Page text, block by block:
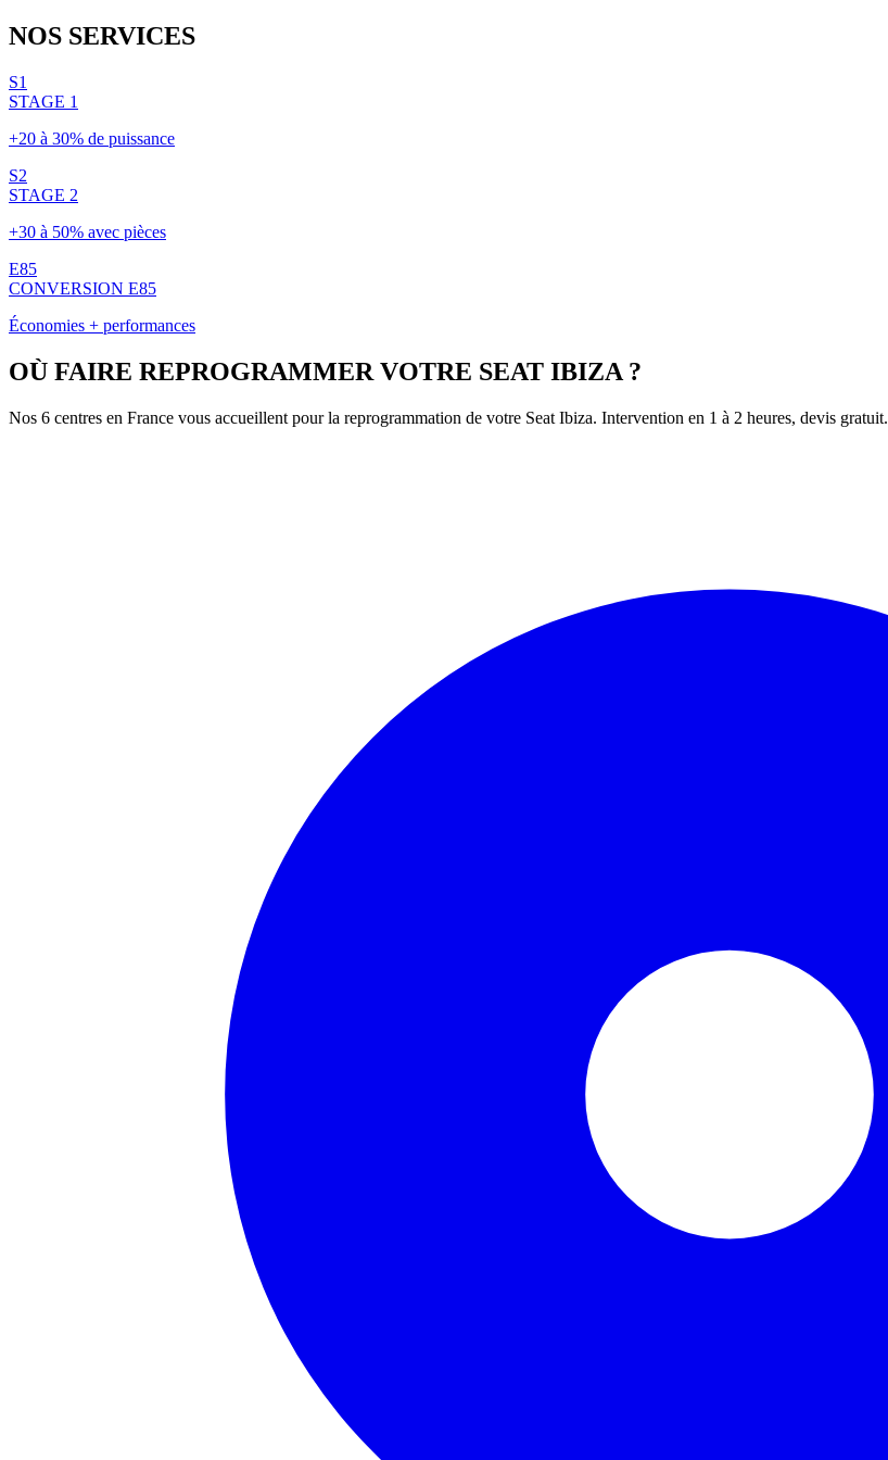
NOS SERVICES
S1
STAGE 1
+20 à 30% de puissance
S2
STAGE 2
+30 à 50% avec pièces
E85
CONVERSION E85
Économies + performances
OÙ FAIRE REPROGRAMMER VOTRE SEAT IBIZA ?
Nos 6 centres en France vous accueillent pour la reprogrammation de votre Seat Ibiza. Intervention en 1 à 2 heures, devis gratuit.